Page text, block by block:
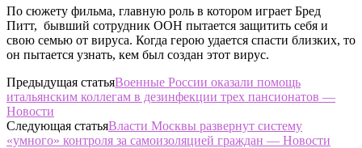
По сюжету фильма, главную роль в котором играет Бред
Питт, бывший сотрудник ООН пытается защитить себя и
свою семью от вируса. Когда герою удается спасти близких, то
он пытается узнать, кем был создан этот вирус.
Предыдущая статьяВоенные России оказали помощь
итальянским коллегам в дезинфекции трех пансионатов —
Новости
Следующая статьяВласти Москвы развернут систему
«умного» контроля за самоизоляцией граждан — Новости